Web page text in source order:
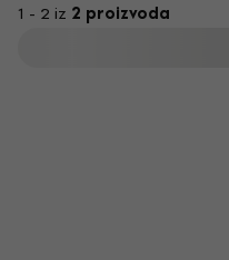
1 - 2 iz 2 proizvoda